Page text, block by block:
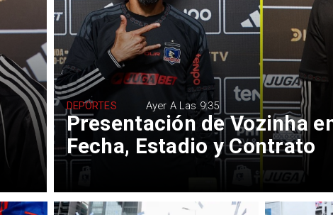
Presentación de Vozinha
Fecha, Estadio y Contrato
DEPORTES Ayer A Las 9:35